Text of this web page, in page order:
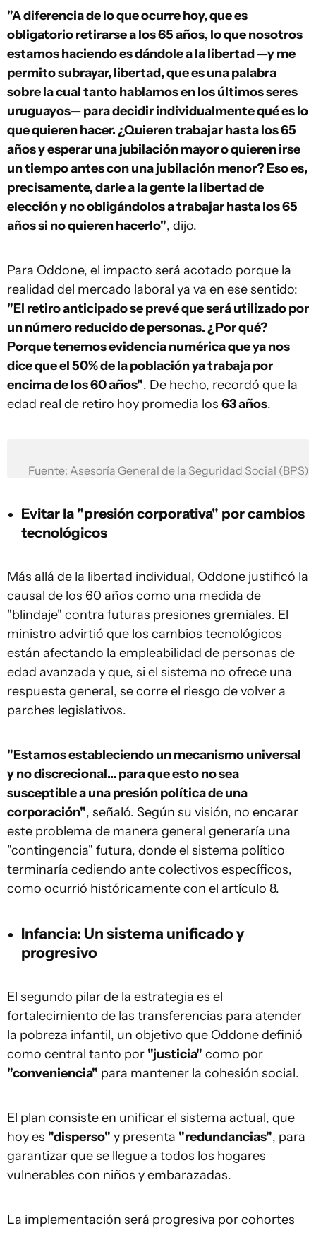
"A diferencia de lo que ocurre hoy, que es
obligatorio retirarse a los 65 años, lo que nosotros
estamos haciendo es dándole a la libertad —y me
permito subrayar, libertad, que es una palabra
sobre la cual tanto hablamos en los últimos seres
uruguayos— para decidir individualmente qué es lo
que quieren hacer. ¿Quieren trabajar hasta los 65
años y esperar una jubilación mayor o quieren irse
un tiempo antes con una jubilación menor? Eso es,
precisamente, darle a la gente la libertad de
elección y no obligándolos a trabajar hasta los 65
años si no quieren hacerlo", dijo.
Para Oddone, el impacto será acotado porque la
realidad del mercado laboral ya va en ese sentido:
"El retiro anticipado se prevé que será utilizado por
un número reducido de personas. ¿Por qué?
Porque tenemos evidencia numérica que ya nos
dice que el 50% de la población ya trabaja por
encima de los 60 años". De hecho, recordó que la
edad real de retiro hoy promedia los 63 años.
Fuente: Asesoría General de la Seguridad Social (BPS)
Evitar la "presión corporativa" por cambios
tecnológicos
Más allá de la libertad individual, Oddone justificó la
causal de los 60 años como una medida de
"blindaje" contra futuras presiones gremiales. El
ministro advirtió que los cambios tecnológicos
están afectando la empleabilidad de personas de
edad avanzada y que, si el sistema no ofrece una
respuesta general, se corre el riesgo de volver a
parches legislativos.
"Estamos estableciendo un mecanismo universal
y no discrecional... para que esto no sea
susceptible a una presión política de una
corporación", señaló. Según su visión, no encarar
este problema de manera general generaría una
"contingencia" futura, donde el sistema político
terminaría cediendo ante colectivos específicos,
como ocurrió históricamente con el artículo 8.
Infancia: Un sistema unificado y
progresivo
El segundo pilar de la estrategia es el
fortalecimiento de las transferencias para atender
la pobreza infantil, un objetivo que Oddone definió
como central tanto por "justicia" como por
"conveniencia" para mantener la cohesión social.
El plan consiste en unificar el sistema actual, que
hoy es "disperso" y presenta "redundancias", para
garantizar que se llegue a todos los hogares
vulnerables con niños y embarazadas.
La implementación será progresiva por cohortes